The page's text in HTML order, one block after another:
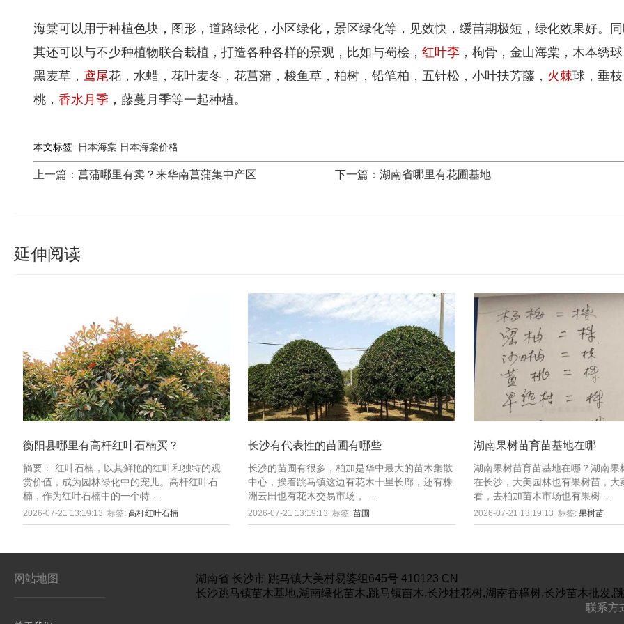
海棠可以用于种植色块，图形，道路绿化，小区绿化，景区绿化等，见效快，缓苗期极短，绿化效果好。
其还可以与不少种植物联合栽植，打造各种各样的景观，比如与蜀桧， 红叶李 ，枸骨，金山海棠，木本绣
黑麦草， 鸢尾花，水蜡，花叶麦冬，花菖蒲，梭鱼草，柏树，铅笔柏，五针松，小叶扶芳藤， 火棘球，垂枝
桃， 香水月季 ，藤蔓月季等一起种植。
本文标签: 日本海棠 日本海棠价格
上一篇：菖蒲哪里有卖？来华南菖蒲集中产区 下一篇：湖南省哪里有花圃基地
延伸阅读
衡阳县哪里有高杆红叶石楠买？
摘要： 红叶石楠，以其鲜艳的红叶和独特的观
赏价值，成为园林绿化中的宠儿。高杆红叶石
楠，作为红叶石楠中的一个特 …
2026-07-21 13:19:13 标签:高杆红叶石楠
长沙有代表性的苗圃有哪些
长沙的苗圃有很多，柏加是华中最大的苗木集散
中心，挨着跳马镇这边有花木十里长廊，还有株
洲云田也有花木交易市场， …
2026-07-21 13:19:13 标签:苗圃
湖南果树苗育苗基地在哪
湖南果树苗育苗基地在哪？湖南果
在长沙，大美园林也有果树苗，大
看，去柏加苗木市场也有果树 …
2026-07-21 13:19:13 标签: 果树苗
网站地图 湖南省 长沙市 跳马镇大美村易婆组645号 410123 CN
长沙跳马镇苗木基地,湖南绿化苗木,跳马镇苗木,长沙桂花树,湖南香樟树,长沙苗木批发,
联系方